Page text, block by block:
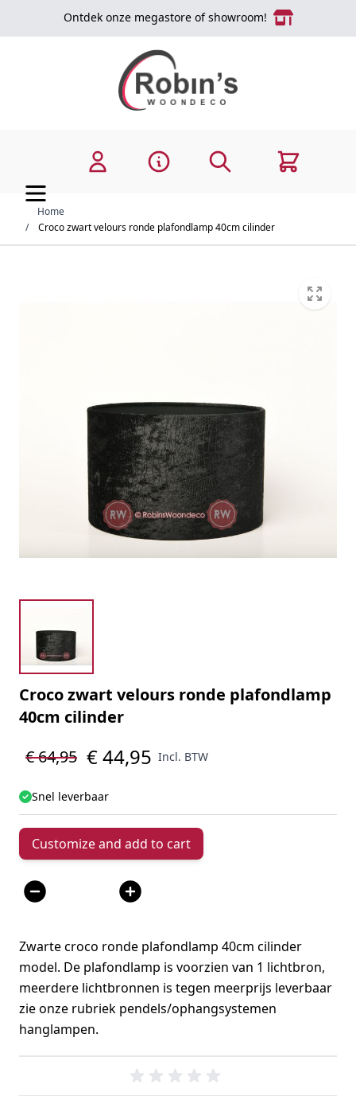
Ga naar de inhoudOntdek onze megastore of showroom!
Zoek Cart
Home
/
Croco zwart velours ronde plafondlamp 40cm cilinder
Croco zwart velours ronde plafondlamp
40cm cilinder
€ 64,95 € 44,95 Incl. BTW
Snel leverbaar
Customize and add to cart
Aantal
Zwarte croco ronde plafondlamp 40cm cilinder
model. De plafondlamp is voorzien van 1 lichtbron,
meerdere lichtbronnen is tegen meerprijs leverbaar
zie onze rubriek pendels/ophangsystemen
hanglampen.